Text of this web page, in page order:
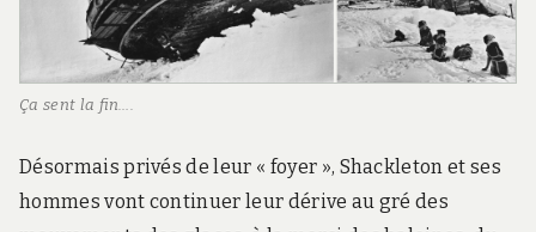
Ça sent la fin….
Désormais privés de leur « foyer », Shackleton et ses
hommes vont continuer leur dérive au gré des